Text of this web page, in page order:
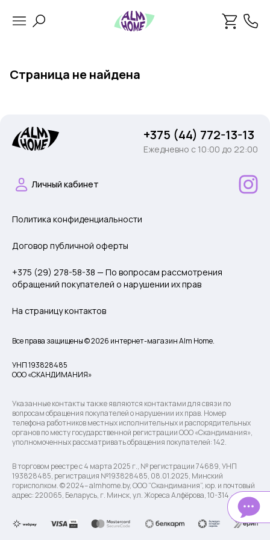
Страница не найдена
+375 (44) 772-13-13
Ежедневно c 10:00 до 22:00
Личный кабинет
Политика конфиденциальности
Договор публичной оферты
+375 (29) 278-58-38 — По вопросам рассмотрения
обращений покупателей о нарушении их прав
На страницу контактов
Все права защищены © 2026 интернет-магазин Alm Home.
УНП 193828485
ООО «СКАНДИМАНИЯ»
Указанные контакты также являются контактами для связи по
вопросам обращения покупателей о нарушении их прав. Номер
телефона работников местных исполнительных и распорядительных
органов по месту государственной регистрации ООО «Скандимания»,
уполномоченных рассматривать обращения покупателей: 142.
В торговом реестре с 4 марта 2025 г., № регистрации 74689, УНП
193828485, регистрация №193828485, 08.01.2025, Минский
горисполком. © 2024– almhome.by, ООО “Скандимания”, юр. и почтовый
адрес: 220065, Беларусь, г. Минск, ул. Жореса Алфёрова, 10-314